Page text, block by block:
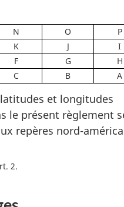
N O
P
K J
I
F G
H
C B A
et longitudes
le présent règlement
repères nord-
2